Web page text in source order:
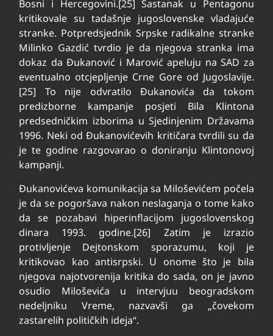
Bosni i Hercegovini.[25] Sastanak u Pentagonu
kritikovale su tadašnje jugoslovenske vladajuće
stranke. Potpredsjednik Srpske radikalne stranke
Milinko Gazdić tvrdio je da njegova stranka ima
dokaz da Đukanović i Marović apeluju na SAD za
eventualno otcjepljenje Crne Gore od Jugoslavije.
[25] To nije odvratilo Đukanovića da tokom
predizborne kampanje posjeti Bila Klintona
predsedničkim izborima u Sjedinjenim Državama
1996. Neki od Đukanovićevih kritičara tvrdili su da
je te godine razgovarao o doniranju Klintonovoj
kampanji.
Đukanovićeva komunikacija sa Miloševićem počela
je da se pogoršava nakon neslaganja o tome kako
da se pozabavi hiperinflacijom jugoslovenskog
dinara 1993. godine.[26] Zatim je izrazio
protivljenje Dejtonskom sporazumu, koji je
kritikovao kao antisrpski. U onome što je bila
njegova najotvorenija kritika do sada, on je javno
osudio Miloševića u intervjuu beogradskom
nedeljniku Vreme, nazvavši ga „čovekom
zastarelih političkih ideja“.